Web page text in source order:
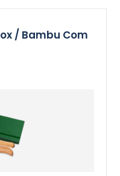
/ Bambu Com